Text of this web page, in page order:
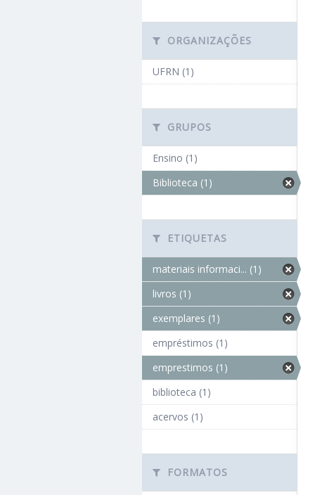
ORGANIZAÇÕES
UFRN (1)
GRUPOS
Ensino (1)
Biblioteca (1)
ETIQUETAS
materiais informaci... (1)
livros (1)
exemplares (1)
empréstimos (1)
emprestimos (1)
biblioteca (1)
acervos (1)
FORMATOS